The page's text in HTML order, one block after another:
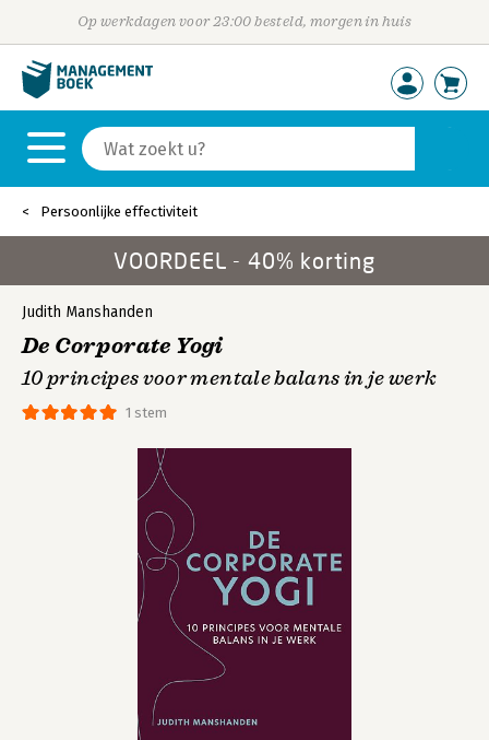
Op werkdagen voor 23:00 besteld, morgen in huis
Persoonlijke effectiviteit
VOORDEEL - 40% korting
1 stem
Judith Manshanden
De Corporate Yogi
10 principes voor mentale balans in je werk